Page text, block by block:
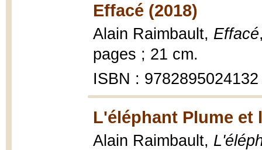
Effacé (2018)
Alain Raimbault, Effacé
pages ; 21 cm.
ISBN : 9782895024132
L'éléphant Plume et
Alain Raimbault,